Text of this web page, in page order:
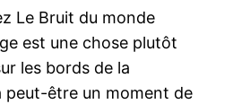
Le Bruit du monde
est une chose plutôt
les bords de la
peut-être un moment de